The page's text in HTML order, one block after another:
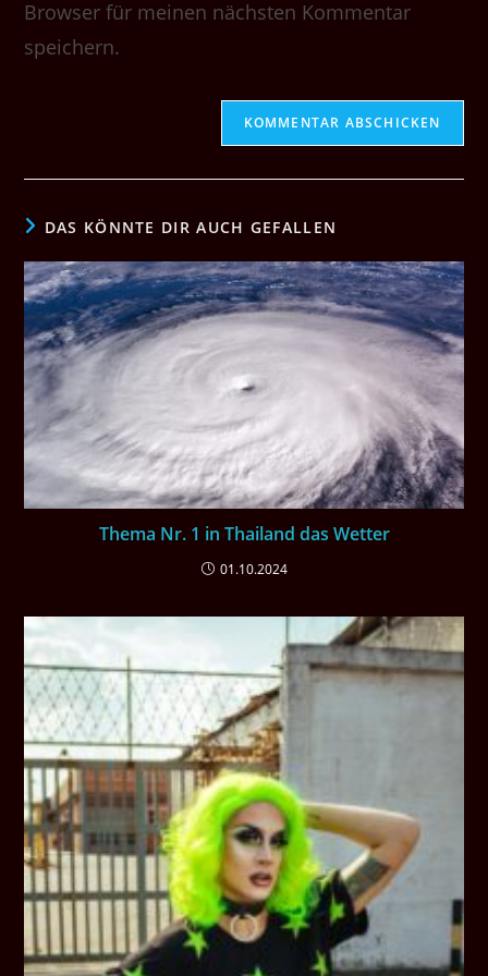
(optional)
Browser für meinen nächsten Kommentar
speichern.
DAS KÖNNTE DIR AUCH GEFALLEN
Thema Nr. 1 in Thailand das Wetter
01.10.2024